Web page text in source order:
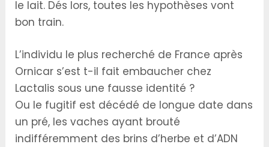
le lait. Dés lors, toutes les hypothèses vont
bon train.
L’individu le plus recherché de France après
Ornicar s’est t-il fait embaucher chez
Lactalis sous une fausse identité ?
Ou le fugitif est décédé de longue date dans
un pré, les vaches ayant brouté
indifféremment des brins d’herbe et d’ADN